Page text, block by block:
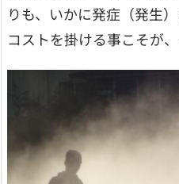
りも、いかに発症（発生
コストを掛ける事こそが